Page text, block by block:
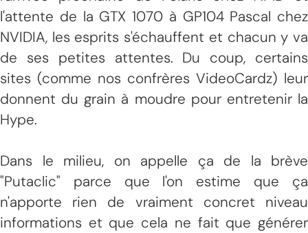
l'attente de la GTX 1070 à GP104 Pascal chez
NVIDIA, les esprits s'échauffent et chacun y va
de ses petites attentes. Du coup, certains
sites (comme nos confrères VideoCardz) leur
donnent du grain à moudre pour entretenir la
Hype.
Dans le milieu, on appelle ça de la brève
"Putaclic" parce que l'on estime que ça
n'apporte rien de vraiment concret niveau
informations et que cela ne fait que générer